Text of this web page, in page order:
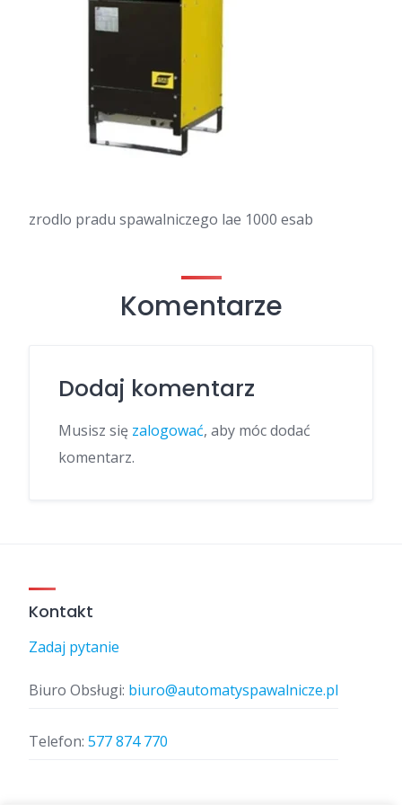
zrodlo pradu spawalniczego lae 1000 esab
Komentarze
Dodaj komentarz
Musisz się zalogować, aby móc dodać
komentarz.
Kontakt
Zadaj pytanie
Biuro Obsługi: biuro@automatyspawalnicze.pl
Telefon: 577 874 770